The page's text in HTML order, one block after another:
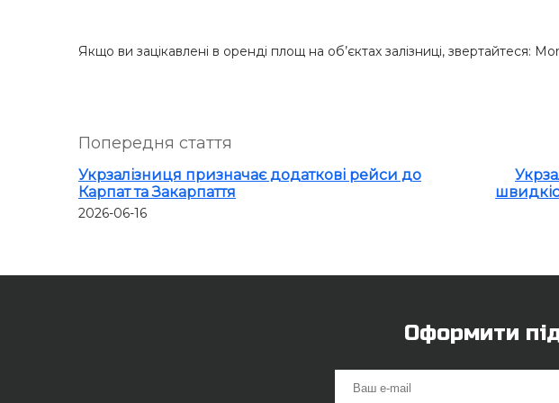
Якщо ви зацікавлені в оренді площ на об’єктах залізниці, звертайтеся:
Попередня стаття
Укрзалізниця призначає додаткові рейси до
Карпат та Закарпаття
2026-06-16
Оформити